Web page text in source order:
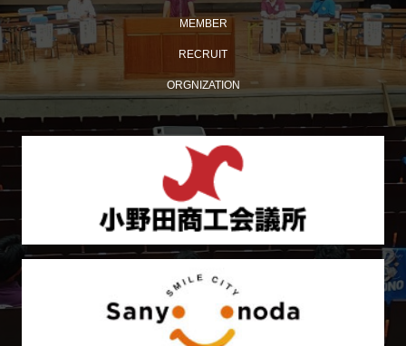
【おのだ七夕まつり2026】ケント・モリが小野田にやっ
令和 8 年度 山口県商工会議所青年部連合会 第 37 回 親睦
MEMBER
RECRUIT
ORGNIZATION